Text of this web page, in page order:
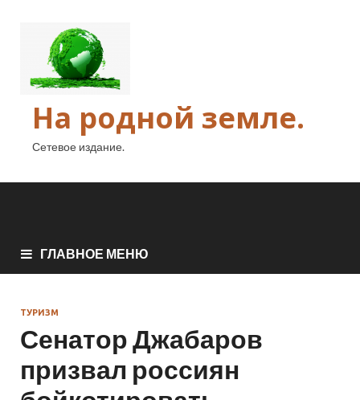
На родной земле.
Сетевое издание.
ГЛАВНОЕ МЕНЮ
ТУРИЗМ
Сенатор Джабаров
призвал россиян